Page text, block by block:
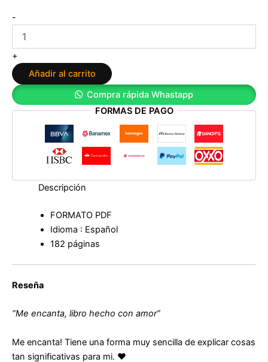
-
Camino
de
Olanda
Angarita
cantidad
+
Añadir al carrito
Compra rápida Whastapp
FORMAS DE PAGO
Descripción
FORMATO PDF
Idioma : Español
182 páginas
Reseña
“Me encanta, libro hecho con amor”
Me encanta! Tiene una forma muy sencilla de explicar cosas
tan significativas para mi. ❤️